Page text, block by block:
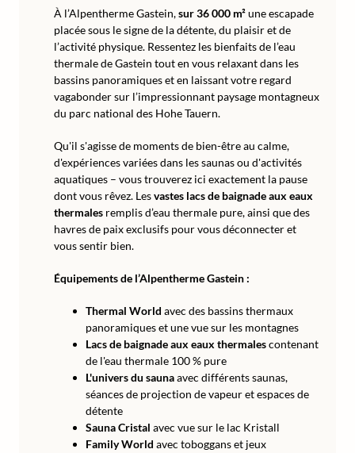
À l’Alpentherme Gastein,sur 36 000 m²une escapade
placée sous le signe de la détente, du plaisir et de
l’activité physique. Ressentez les bienfaits de l’eau
thermale de Gastein tout en vous relaxant dans les
bassins panoramiques et en laissant votre regard
vagabonder sur l’impressionnant paysage montagneux
du parc national des Hohe Tauern.
Qu'il s'agisse de moments de bien-être au calme,
d'expériences variées dans les saunas ou d'activités
aquatiques – vous trouverez ici exactement la pause
dont vous rêvez. Lesvastes lacs de baignade aux eaux
thermales remplis d’eau thermale pure, ainsi que des
havres de paix exclusifs pour vous déconnecter et
vous sentir bien.
Équipements de l’Alpentherme Gastein :
Thermal World avec des bassins thermaux
panoramiques et une vue sur les montagnes
Lacs de baignade aux eaux thermalescontenant
de l'eau thermale 100 % pure
L'univers du saunaavec différents saunas,
séances de projection de vapeur et espaces de
détente
Sauna Cristal avec vue sur le lac Kristall
Family World avec toboggans et jeux